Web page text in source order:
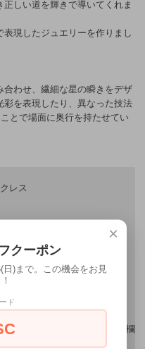
しい道を輝きで導いてくれま
現したジュエリーを作りまし
わせ、繊細な星の瞬きをデザ
を表現したり、異なった技法
とで場面に奥行を持たせてい
レス
ャストチェーン
制作となります。
りいたします。
客様はご購入後、連絡・通信欄
×
クーポン
)まで。この機会をお見
ド